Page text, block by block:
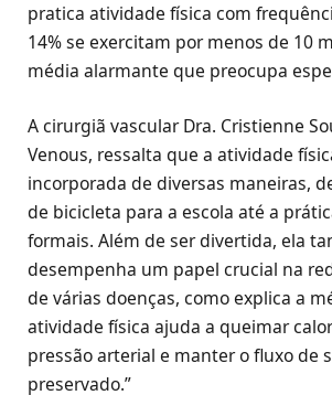
pratica atividade física com
14% se exercitam por menos de 10
média alarmante que preocupa
A cirurgiã vascular Dra. Cristienne
Venous, ressalta que a atividade
incorporada de diversas maneiras,
de bicicleta para a escola até a
formais. Além de ser divertida, ela
desempenha um papel crucial na
de várias doenças, como explica a
atividade física ajuda a queimar
pressão arterial e manter o fluxo de
preservado.”